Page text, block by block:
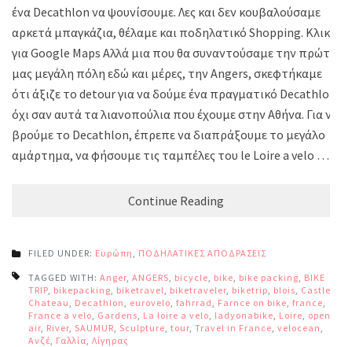
ένα Decathlon να ψουνίσουμε. Λες και δεν κουβαλούσαμε
αρκετά μπαγκάζια, θέλαμε και ποδηλατικό Shopping. Κλικ
για Google Maps Αλλά μια που θα συναντούσαμε την πρώτη
μας μεγάλη πόλη εδώ και μέρες, την Angers, σκεφτήκαμε
ότι άξιζε το detour για να δούμε ένα πραγματικό Decathlon,
όχι σαν αυτά τα λιανοπούλια που έχουμε στην Αθήνα. Για να
βρούμε το Decathlon, έπρεπε να διαπράξουμε το μεγάλο
αμάρτημα, να φήσουμε τις ταμπέλες του le Loire a velo …
Continue Reading
FILED UNDER: Ευρώπη, ΠΟΔΗΛΑΤΙΚΕΣ ΑΠΟΔΡΑΣΕΙΣ
TAGGED WITH: Anger, ANGERS, bicycle, bike, bike packing, BIKE
TRIP, bikepacking, biketravel, biketraveler, biketrip, blois, Castle
Chateau, Decathlon, eurovelo, fahrrad, Farnce on bike, france,
France a velo, Gardens, La loire a velo, ladyonabike, Loire, open
air, River, SAUMUR, Sculpture, tour, Travel in France, velocean,
Ανζέ, Γαλλία, Λίγηρας